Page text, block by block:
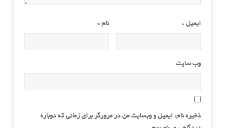
نام* ایمیل *
وب‌ سایت
ذخیره نام، ایمیل و وبسایت من در مرورگر برای زمانی که دوباره